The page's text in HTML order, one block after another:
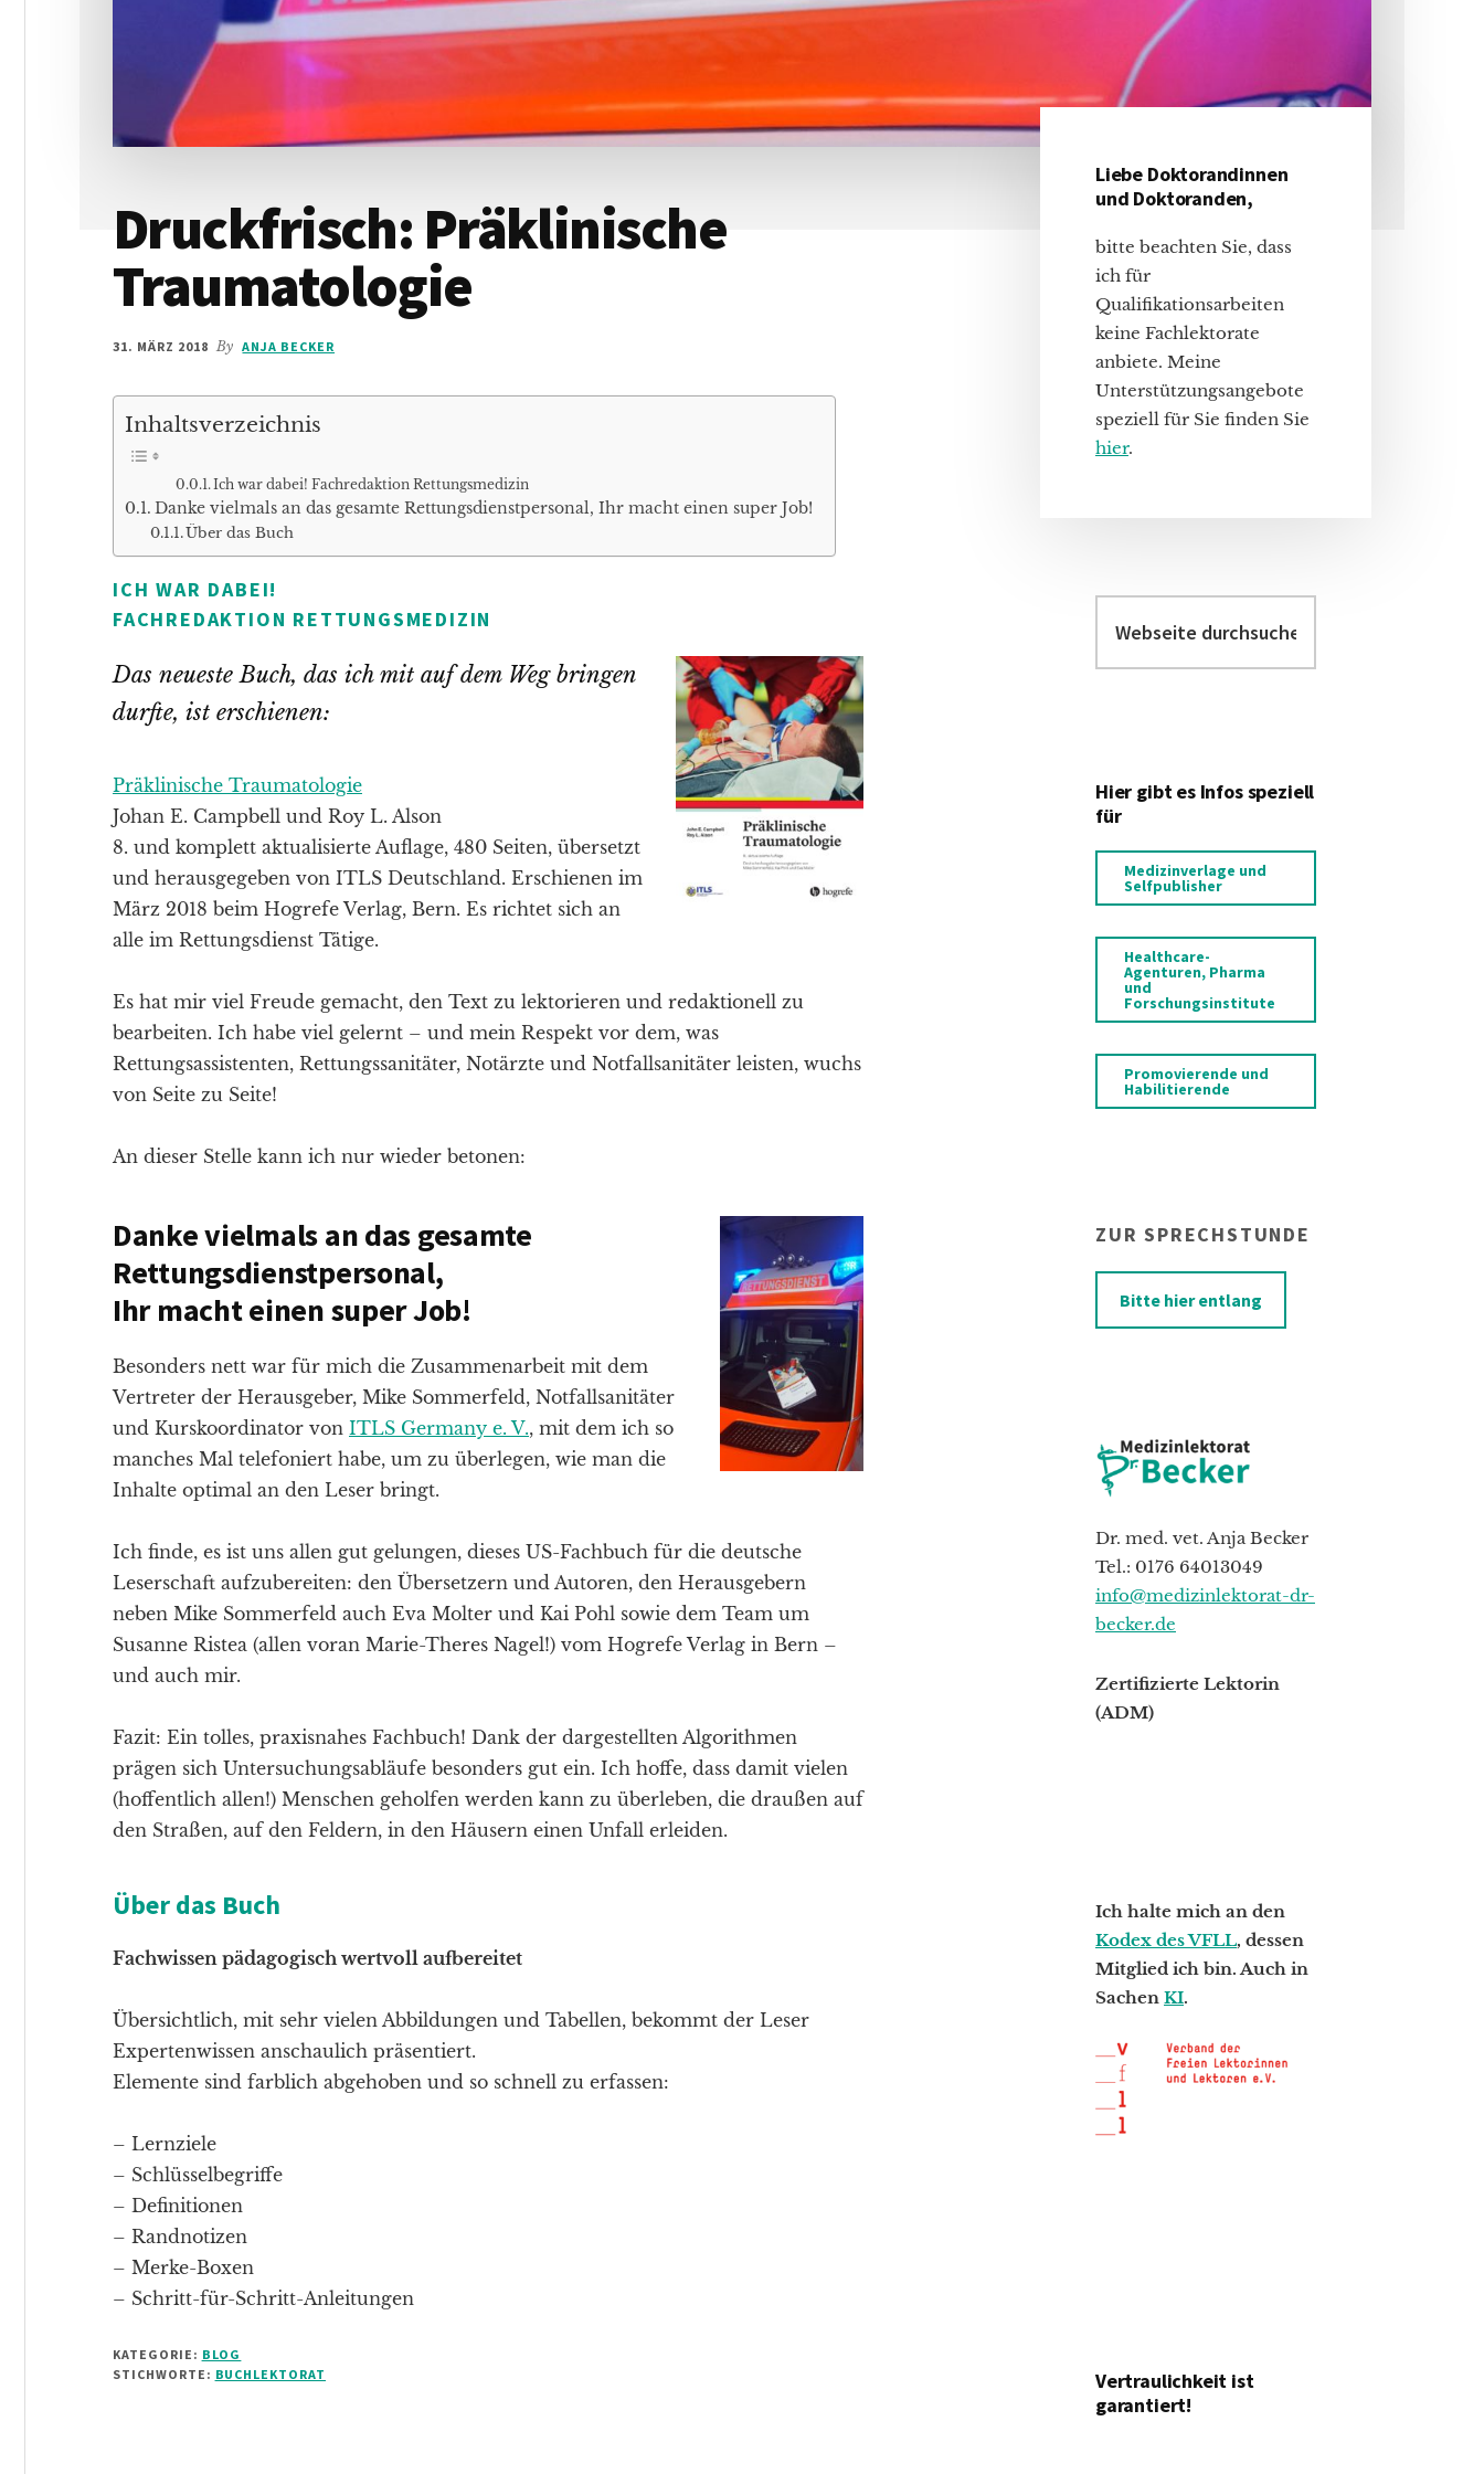
Druckfrisch: Präklinische
Traumatologie
31. MÄRZ 2018 By ANJA BECKER
Inhaltsverzeichnis
Ich war dabei! Fachredaktion Rettungsmedizin
Danke vielmals an das gesamte Rettungsdienstpersonal, Ihr macht einen super Job!
Über das Buch
ICH WAR DABEI!
FACHREDAKTION RETTUNGSMEDIZIN
Das neueste Buch, das ich mit auf dem Weg bringen
durfte, ist erschienen:
Präklinische Traumatologie
Johan E. Campbell und Roy L. Alson
8. und komplett aktualisierte Auflage, 480 Seiten, übersetzt
und herausgegeben von ITLS Deutschland. Erschienen im
März 2018 beim Hogrefe Verlag, Bern. Es richtet sich an
alle im Rettungsdienst Tätige.
Es hat mir viel Freude gemacht, den Text zu lektorieren und redaktionell zu
bearbeiten. Ich habe viel gelernt – und mein Respekt vor dem, was
Rettungsassistenten, Rettungssanitäter, Notärzte und Notfallsanitäter leisten, wuchs
von Seite zu Seite!
An dieser Stelle kann ich nur wieder betonen:
Danke vielmals an das gesamte
Rettungsdienstpersonal,
Ihr macht einen super Job!
Besonders nett war für mich die Zusammenarbeit mit dem
Vertreter der Herausgeber, Mike Sommerfeld, Notfallsanitäter
und Kurskoordinator von ITLS Germany e. V., mit dem ich so
manches Mal telefoniert habe, um zu überlegen, wie man die
Inhalte optimal an den Leser bringt.
Ich finde, es ist uns allen gut gelungen, dieses US-Fachbuch für die deutsche
Leserschaft aufzubereiten: den Übersetzern und Autoren, den Herausgebern
neben Mike Sommerfeld auch Eva Molter und Kai Pohl sowie dem Team um
Susanne Ristea (allen voran Marie-Theres Nagel!) vom Hogrefe Verlag in Bern –
und auch mir.
Fazit: Ein tolles, praxisnahes Fachbuch! Dank der dargestellten Algorithmen
prägen sich Untersuchungsabläufe besonders gut ein. Ich hoffe, dass damit vielen
(hoffentlich allen!) Menschen geholfen werden kann zu überleben, die draußen auf
den Straßen, auf den Feldern, in den Häusern einen Unfall erleiden.
Über das Buch
Fachwissen pädagogisch wertvoll aufbereitet
Übersichtlich, mit sehr vielen Abbildungen und Tabellen, bekommt der Leser
Expertenwissen anschaulich präsentiert.
Elemente sind farblich abgehoben und so schnell zu erfassen:
– Lernziele
– Schlüsselbegriffe
– Definitionen
– Randnotizen
– Merke-Boxen
– Schritt-für-Schritt-Anleitungen
KATEGORIE: BLOG
STICHWORTE: BUCHLEKTORAT
Haupt-
Sidebar
Liebe Doktorandinnen
und Doktoranden,
bitte beachten Sie, dass
ich für
Qualifikationsarbeiten
keine Fachlektorate
anbiete. Meine
Unterstützungsangebote
speziell für Sie finden Sie
hier.
durchsuchen
Hier gibt es Infos speziell
für
Medizinverlage und
Selfpublisher
Healthcare-
Agenturen, Pharma
und
Forschungsinstitute
Promovierende und
Habilitierende
ZUR SPRECHSTUNDE
Bitte hier entlang
Dr. med. vet. Anja Becker
Tel.: 0176 64013049
info@medizinlektorat-dr-
becker.de
Zertifizierte Lektorin
(ADM)
Ich halte mich an den
Kodex des VFLL, dessen
Mitglied ich bin. Auch in
Sachen KI.
Vertraulichkeit ist
garantiert!